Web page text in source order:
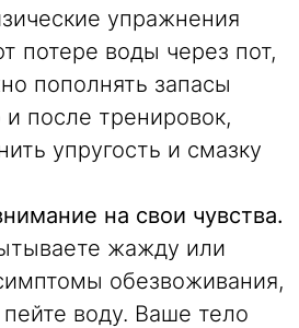
упражнения
потере воды через пот,
пополнять запасы
после тренировок,
упругость и смазку
на свои чувства.
жажду или
обезвоживания,
воду. Ваше тело